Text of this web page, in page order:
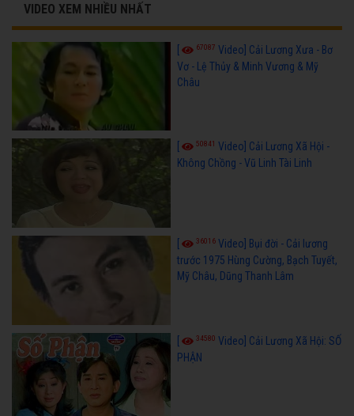
VIDEO XEM NHIỀU NHẤT
[ 67087 Video] Cải Lương Xưa - Bơ
Vơ - Lệ Thủy & Minh Vương & Mỹ
Châu
50841
Video] Cải Lương Xã Hội -
Không Chồng - Vũ Linh Tài Linh
36016 Video] Bụi đời - Cải lương
trước 1975 Hùng Cường, Bạch Tuyết,
Mỹ Châu, Dũng Thanh Lâm
34580 Video] Cải Lương Xã Hội: SỐ
PHẬN